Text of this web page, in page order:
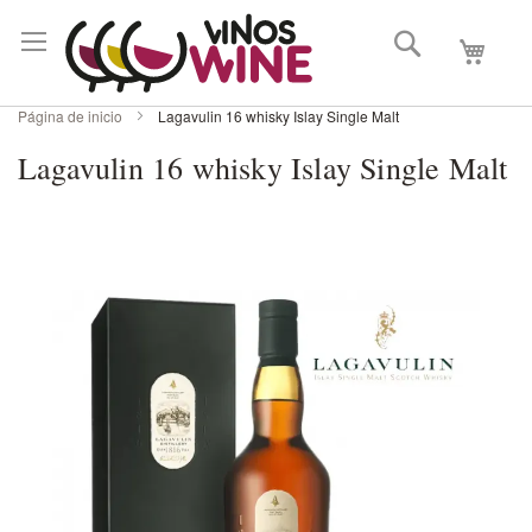
Mi
Buscar
Página de inicio Lagavulin 16 whisky Islay Single Malt
Lagavulin 16 whisky Islay Single Malt